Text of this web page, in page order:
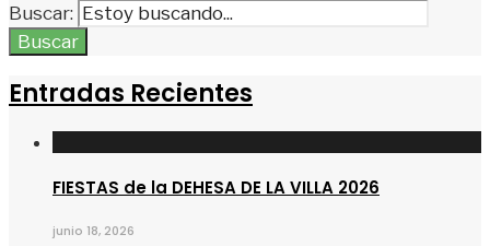
Buscar:
Buscar
Entradas Recientes
FIESTAS de la DEHESA DE LA VILLA 2026
junio 18, 2026